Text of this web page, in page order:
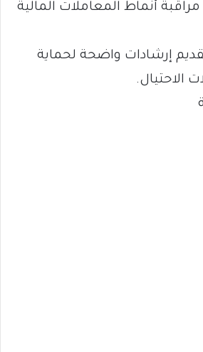
أنماط المعاملات المالية
إرشادات واضحة لحماية
الاحتيال.